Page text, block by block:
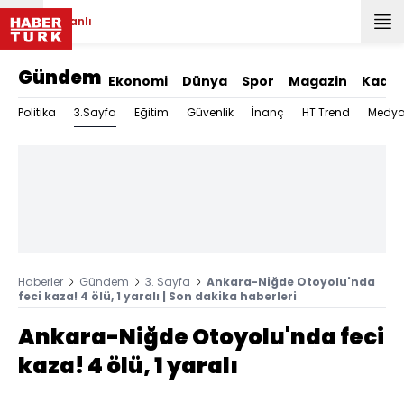
Canlı
Gündem Ekonomi Dünya Spor Magazin Kadın
Politika 3.Sayfa Eğitim Güvenlik İnanç HT Trend
Haberler Gündem 3. Sayfa
Ankara-Niğde Otoyolu'nda
feci kaza! 4 ölü, 1 yaralı | Son dakika haberleri
Ankara-Niğde Otoyolu'nda feci
kaza! 4 ölü, 1 yaralı